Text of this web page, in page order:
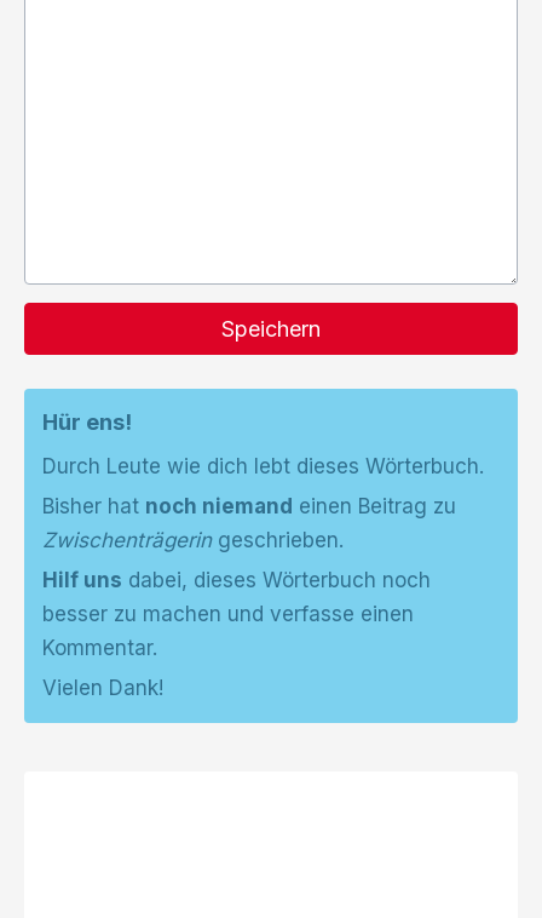
Speichern
Hür ens!
Durch Leute wie dich lebt dieses Wörterbuch.
Bisher hat noch niemand einen Beitrag zu
Zwischenträgeringeschrieben.
Hilf uns dabei, dieses Wörterbuch noch
besser zu machen und verfasse einen
Kommentar.
Vielen Dank!